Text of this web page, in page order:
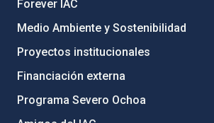
Forever IAC
Medio Ambiente y Sostenibilidad
Proyectos institucionales
Financiación externa
Programa Severo Ochoa